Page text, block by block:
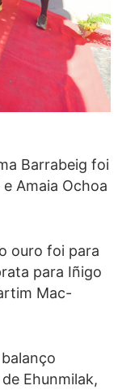
Barrabeig foi
e Amaia Ochoa
ouro foi para
para Iñigo
Mac-
Ehunmilak,